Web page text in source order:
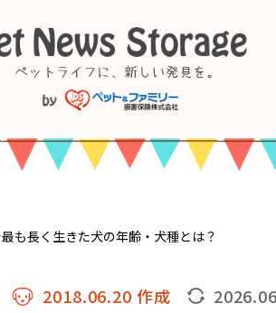
も長く生きた犬の年齢・犬種とは？
2018.06.20 作成